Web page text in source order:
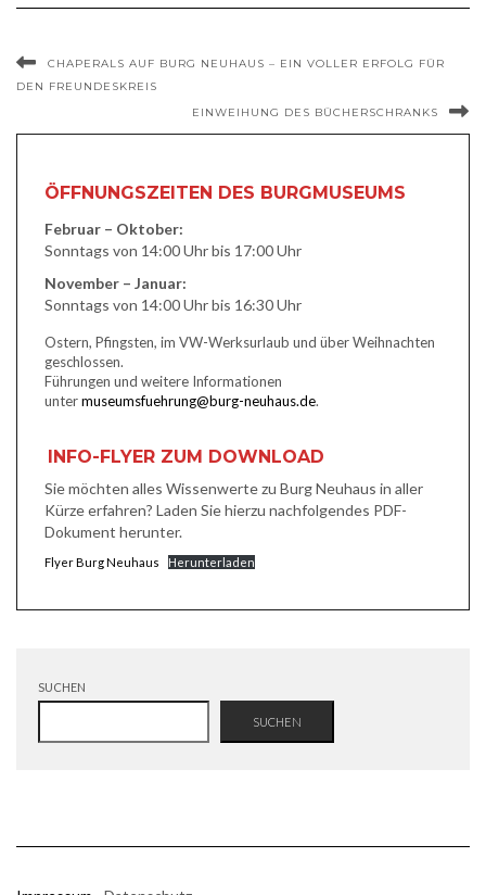
CHAPERALS AUF BURG NEUHAUS – EIN VOLLER ERFOLG FÜR
DEN FREUNDESKREIS
EINWEIHUNG DES BÜCHERSCHRANKS
ÖFFNUNGSZEITEN DES BURGMUSEUMS
Februar – Oktober:
Sonntags von 14:00 Uhr bis 17:00 Uhr
November – Januar:
Sonntags von 14:00 Uhr bis 16:30 Uhr
Ostern, Pfingsten, im VW-Werksurlaub und über Weihnachten
geschlossen.
Führungen und weitere Informationen
untermuseumsfuehrung@burg-neuhaus.de.
INFO-FLYER ZUM DOWNLOAD
Sie möchten alles Wissenwerte zu Burg Neuhaus in aller
Kürze erfahren? Laden Sie hierzu nachfolgendes PDF-
Dokument herunter.
Flyer Burg Neuhaus Herunterladen
SUCHEN
SUCHEN